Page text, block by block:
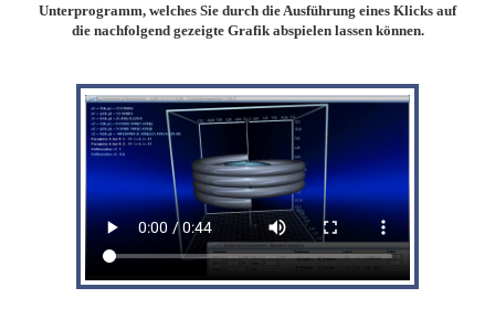
Unterprogramm, welches Sie durch die Ausführung eines Klicks auf
die nachfolgend gezeigte Grafik abspielen lassen können.